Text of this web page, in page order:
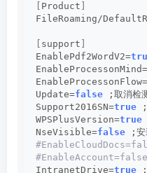
Product
FileRoaming/
support
EnablePdf2WordV2=
EnableProcessonMind=
EnableProcessonFlow=
Update=false ;取消检
Support2016SN=true ;
WPSPlusVersion=true ;
NseVisible=false ;安
#EnableAccount=false
IntranetDrive=true ;